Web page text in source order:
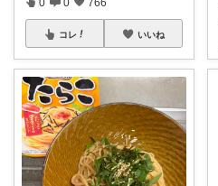
コレ いいね